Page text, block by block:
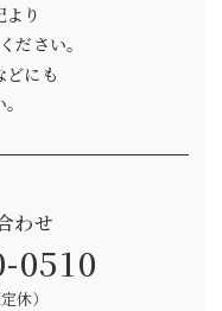
り
ださい。
どにも
わせ
0510
休）